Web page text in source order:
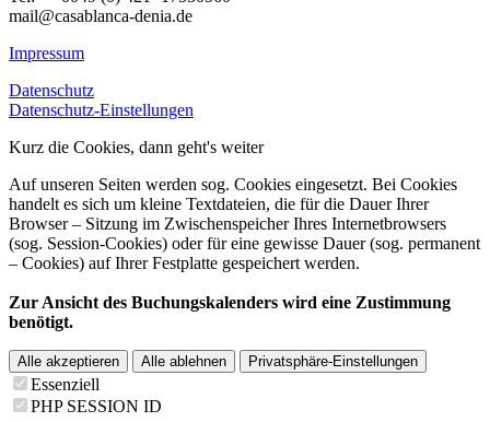
mail@casablanca-denia.de
Impressum
Datenschutz
Datenschutz-Einstellungen
Kurz die Cookies, dann geht's weiter
Auf unseren Seiten werden sog. Cookies eingesetzt. Bei Cookies
handelt es sich um kleine Textdateien, die für die Dauer Ihrer
Browser – Sitzung im Zwischenspeicher Ihres Internetbrowsers
(sog. Session-Cookies) oder für eine gewisse Dauer (sog. permanent
– Cookies) auf Ihrer Festplatte gespeichert werden.
Zur Ansicht des Buchungskalenders wird eine Zustimmung
benötigt.
Alle akzeptieren Alle ablehnen Privatsphäre-Einstellungen
Essenziell
PHP SESSION ID